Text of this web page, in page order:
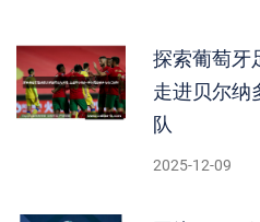
探索葡萄牙
走进贝尔纳
队
2025-12-09